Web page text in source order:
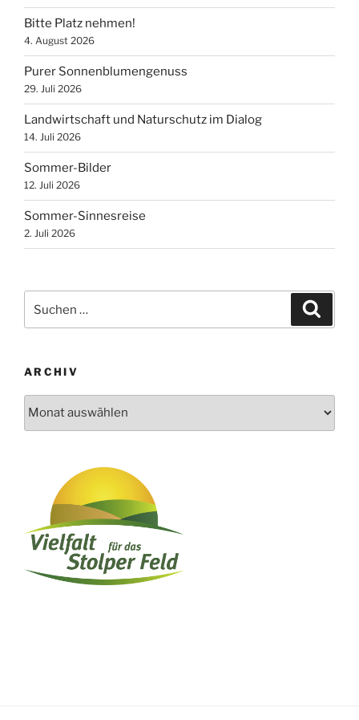
Bitte Platz nehmen!
4. August 2026
Purer Sonnenblumengenuss
29. Juli 2026
Landwirtschaft und Naturschutz im Dialog
14. Juli 2026
Sommer-Bilder
12. Juli 2026
Sommer-Sinnesreise
2. Juli 2026
nach:
ARCHIV